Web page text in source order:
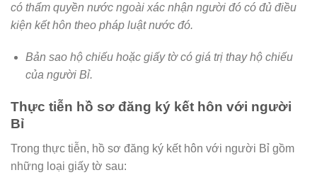
có thẩm quyền nước ngoài xác nhận người đó có đủ điều
kiện kết hôn theo pháp luật nước đó.
Bản sao hộ chiếu hoặc giấy tờ có giá trị thay hộ chiếu
của người Bỉ.
Thực tiễn hồ sơ đăng ký kết hôn với người
Bỉ
Trong thực tiễn, hồ sơ đăng ký kết hôn với người Bỉ gồm
những loại giấy tờ sau: